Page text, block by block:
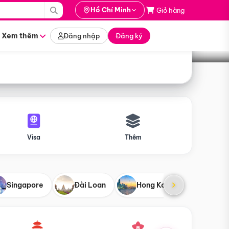
Hồ Chí Minh Giỏ hàng
Xem thêm Đăng nhập Đăng ký
Tìm tour
Visa Thêm
Singapore Đài Loan Hong Kong